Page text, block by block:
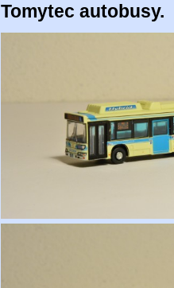
Tomytec autobusy.